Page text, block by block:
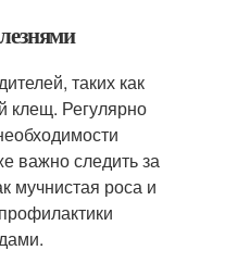
таких как
клещ. Регулярно
важно следить за
мучнистая роса и